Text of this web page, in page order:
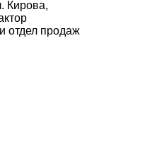
Кирова,
отдел продаж